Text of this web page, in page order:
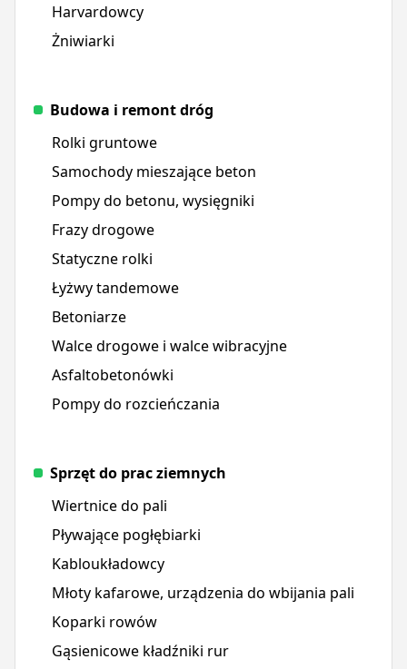
Harvardowcy
Żniwiarki
Budowa i remont dróg
Rolki gruntowe
Samochody mieszające beton
Pompy do betonu, wysięgniki
Frazy drogowe
Statyczne rolki
Łyżwy tandemowe
Betoniarze
Walce drogowe i walce wibracyjne
Asfaltobetonówki
Pompy do rozcieńczania
Sprzęt do prac ziemnych
Wiertnice do pali
Pływające pogłębiarki
Kabloukładowcy
Młoty kafarowe, urządzenia do wbijania pali
Koparki rowów
Gąsienicowe kładźniki rur